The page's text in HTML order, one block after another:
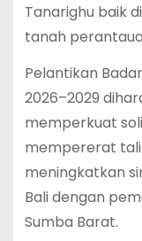
Tanarighu baik
tanah
Pelantikan
2026–2029
memperkuat
mempererat
meningkatkan
Bali dengan
Sumba Barat.